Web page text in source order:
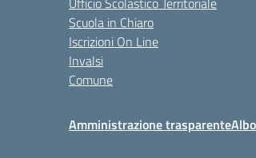
Scuola in Chiaro
Iscrizioni On Line
Invalsi
Comune
Amministrazione trasparente